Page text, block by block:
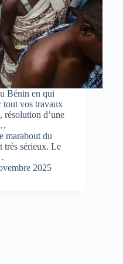
Bénin en qui
tout vos travaux
résolution d’une
marabout du
très sérieux. Le
2025